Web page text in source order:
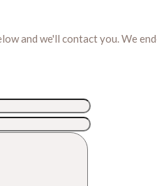
and we'll contact you. We